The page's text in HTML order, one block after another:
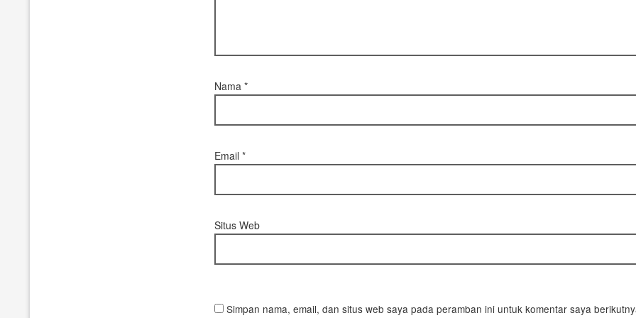
Nama*
Email*
Situs Web
Simpan nama, email, dan situs web saya pada peramban ini untuk komentar saya